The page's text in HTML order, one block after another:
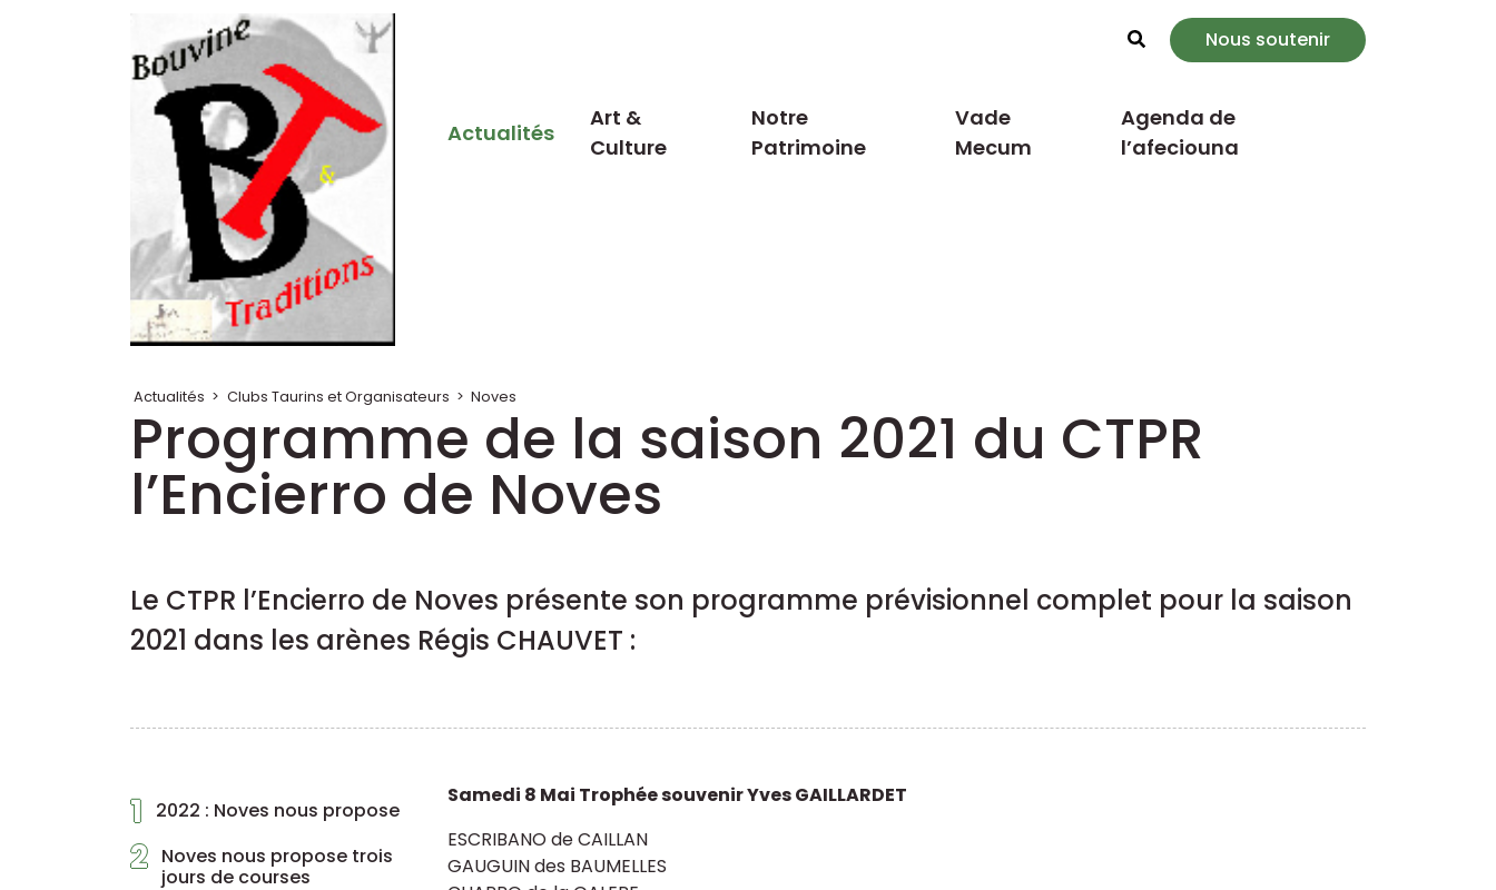
Rechercher
Nous soutenir
Actualités
Art &
Culture
Notre
Patrimoine
Vade
Mecum
Agenda de
l’afeciouna
Actualités > Clubs Taurins et Organisateurs > Noves
Programme de la saison 2021 du CTPR
l’Encierro de Noves
Le CTPR l’Encierro de Noves présente son programme prévisionnel complet pour la saison
2021 dans les arènes Régis CHAUVET :
1 2022 : Noves nous propose
2 Noves nous propose trois
jours de courses
Samedi 8 Mai Trophée souvenir Yves GAILLARDET
ESCRIBANO de CAILLAN
GAUGUIN des BAUMELLES